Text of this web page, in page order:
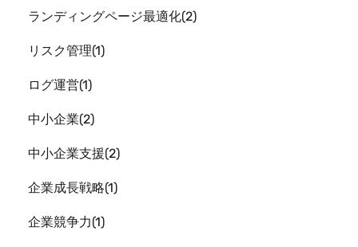
ランディングページ最適化 2
リスク管理 1
ログ運営 1
中小企業 2
中小企業支援 2
企業成長戦略 1
企業競争力 1